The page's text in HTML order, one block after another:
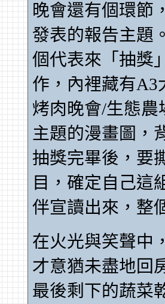
晚會還有個環節
發表的報告主題
個代表來「抽獎
作，內裡藏有A3
烤肉晚會/生態
主題的漫畫圖，
抽獎完畢後，要
目，確定自己這
伴宣讀出來，整
在火光與笑聲中
才意猶未盡地回
最後剩下的蔬菜